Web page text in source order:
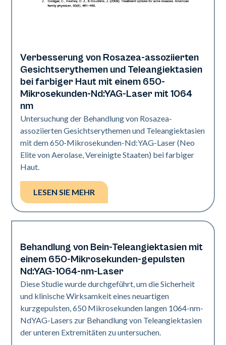
Vaskulär
Verbesserung von Rosazea-assoziierten
Gesichtserythemen und Teleangiektasien
bei farbiger Haut mit einem 650-
Mikrosekunden-Nd:YAG-Laser mit 1064
nm
Untersuchung der Behandlung von Rosazea-
assoziierten Gesichtserythemen und Teleangiektasien
mit dem 650-Mikrosekunden-Nd:YAG-Laser (Neo
Elite von Aerolase, Vereinigte Staaten) bei farbiger
Haut.
LESEN SIE MEHR
Vaskulär
Behandlung von Bein-Teleangiektasien mit
einem 650-Mikrosekunden-gepulsten
Nd:YAG-1064-nm-Laser
Diese Studie wurde durchgeführt, um die Sicherheit
und klinische Wirksamkeit eines neuartigen
kurzgepulsten, 650 Mikrosekunden langen 1064-nm-
NdYAG-Lasers zur Behandlung von Teleangiektasien
der unteren Extremitäten zu untersuchen.